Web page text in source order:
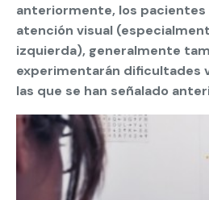
anteriormente, los pacientes
atención visual
izquierda), generalmente
experimentarán dificultades
las que se han señalado